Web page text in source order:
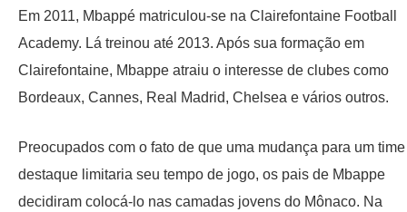
Em 2011, Mbappé matriculou-se na Clairefontaine Football
Academy. Lá treinou até 2013. Após sua formação em
Clairefontaine, Mbappe atraiu o interesse de clubes como
Bordeaux, Cannes, Real Madrid, Chelsea e vários outros.
Preocupados com o fato de que uma mudança para um
destaque limitaria seu tempo de jogo, os pais de Mbappe
decidiram colocá-lo nas camadas jovens do Mônaco. Na